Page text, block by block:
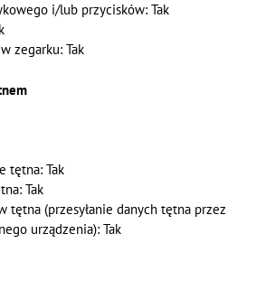
i/lub przycisków: Tak
zegarku: Tak
tętna: Tak
Tak
tętna (przesyłanie danych tętna przez
urządzenia): Tak